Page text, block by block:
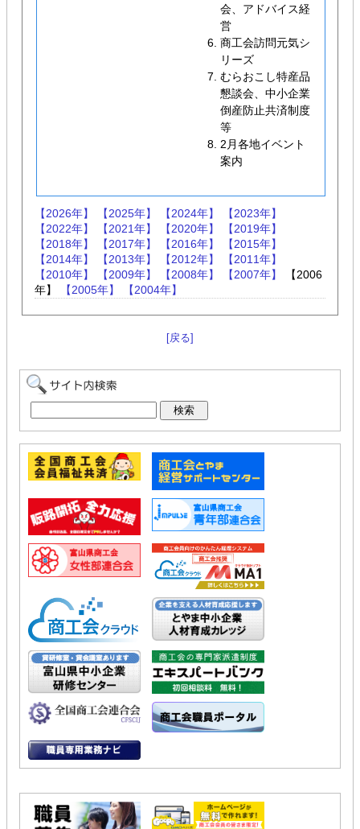
会、アドバイス経
営
商工会訪問元気シ
リーズ
むらおこし特産品
懇談会、中小企業
倒産防止共済制度
等
2月各地イベント
案内
【2026年】 【2025年】 【2024年】
【2023年】
【2022年】
【2021年】 【2020年】
【2019年】
【2018年】
【2017年】 【2016年】
【2015年】
【2014年】
【2013年】 【2012年】
【2011年】
【2010年】
【2009年】 【2008年】 【2007年】
【2006
年】
【2005年】 【2004年】
[戻る]